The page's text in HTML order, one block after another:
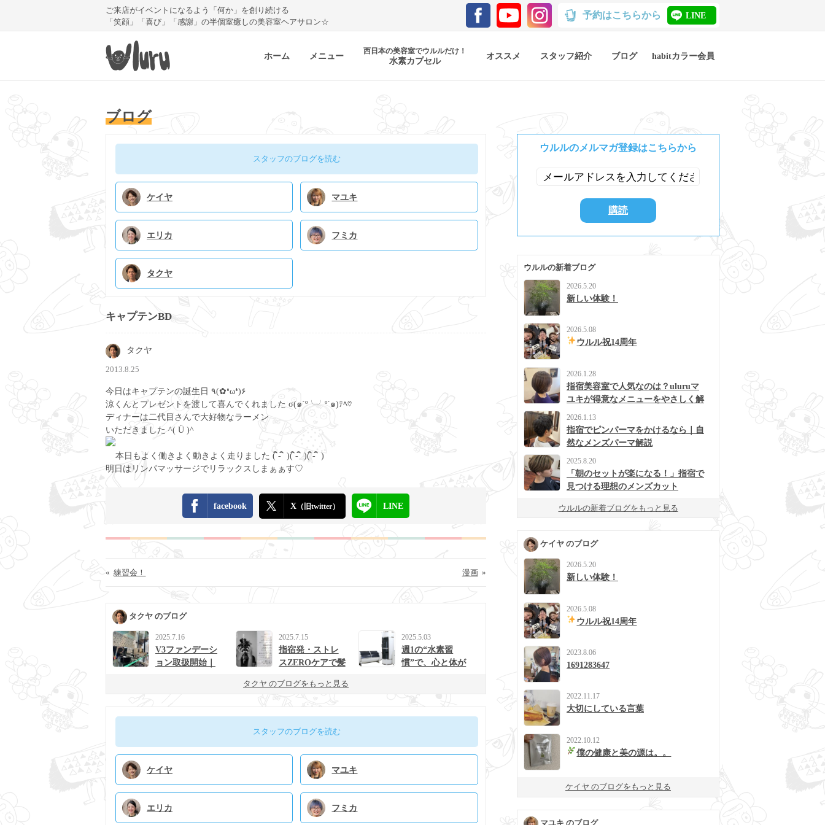
ご来店がイベントになるよう「何か」を創り続ける
「笑顔」「喜び」「感謝」の半個室癒しの美容室ヘアサロン☆
予約はこちらから LINE
ホーム メニュー 西日本の美容室でウルルだけ！
水素カプセル オススメ スタッフ紹介 ブログ habitカラー会員
ブログ
スタッフのブログを読む
ケイヤ マユキ
エリカ フミカ
タクヤ
キャプテンBD
タクヤ
2013.8.25
今日はキャプテンの誕生日 ٩(✿❛ω❛)۶
涼くんとプレゼントを渡して喜んでくれました σ(๑´º╰╯º`๑)ﾃﾍ♡
ディナーは二代目さんで大好物なラーメン
いただきました ^( Ü )^
本日もよく働きよく動きよく走りました ( ิ- ิ )( ิ- ิ )( ิ- ิ )
明日はリンパマッサージでリラックスしまぁぁす♡
facebook X （旧twitter） LINE
« 練習会！ »
漫画
タクヤ のブログ
2025.7.16
V3ファンデーシ
ョン取扱開始｜
2025.7.15
指宿発・ストレ
スZEROケアで髪
uの新提案
2025.5.03
週1の“水素習
慣”で、心と体が
タクヤ のブログをもっと見る
スタッフのブログを読む
ケイヤ マユキ
エリカ フミカ
ウルルのメルマガ登録はこちらから
ウルルの新着ブログ
2026.5.20
新しい体験！
2026.5.08
ウルル祝14周年
2026.1.28
指宿美容室で人気なのは？uluruマ
ユキが得意なメニューをやさしく解
2026.1.13
指宿でピンパーマをかけるなら｜自
然なメンズパーマ解説
2025.8.20
「朝のセットが楽になる！」指宿で
見つける理想のメンズカット
ウルルの新着ブログをもっと見る
ケイヤ のブログ
2026.5.20
新しい体験！
2026.5.08
ウルル祝14周年
2023.8.06
1691283647
2022.11.17
大切にしている言葉
2022.10.12
僕の健康と美の源は。。
ケイヤ のブログをもっと見る
マユキ のブログ